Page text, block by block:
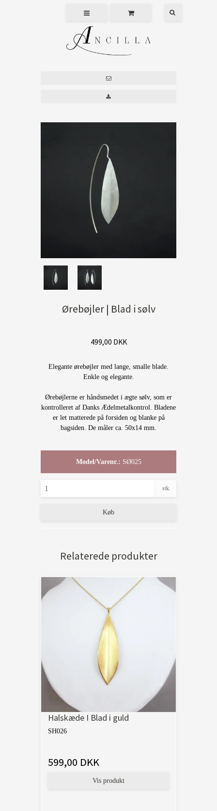
Ørebøjler | Blad i sølv
499,00 DKK
Elegante ørebøjler med lange, smalle blade.
Enkle og elegante.
Ørebøjlerne er håndsmedet i ægte sølv, som er
kontrolleret af Danks Ædelmetalkontrol. Bladene
er let matterede på forsiden og blanke på
bagsiden. De måler ca. 50x14 mm.
Model/Varenr.: SØ025
stk.
Køb
Relaterede produkter
Halskæde I Blad i guld
SH026
599,00 DKK
Vis produkt